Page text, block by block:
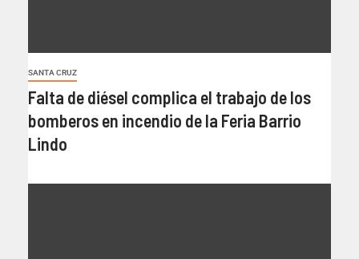
SANTA CRUZ
Falta de diésel complica el trabajo de los
bomberos en incendio de la Feria Barrio
Lindo